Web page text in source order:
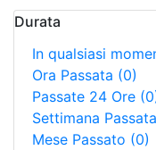
Durata
In qualsiasi
Ora Passata (0)
Passate 24 Ore
Settimana Passata
Mese Passato (0)